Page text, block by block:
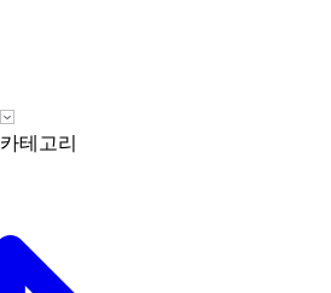
카테고리